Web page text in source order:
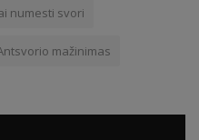
numesti svori
mažinimas